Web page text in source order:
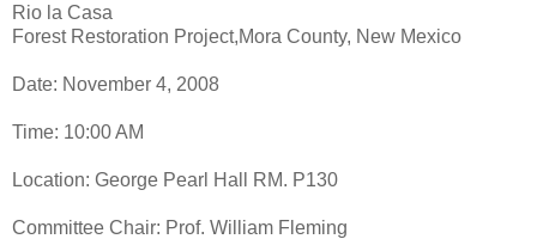
Rio la Casa
Forest Restoration Project,Mora County, New Mexico
Date: November 4, 2008
Time: 10:00 AM
Location: George Pearl Hall RM. P130
Committee Chair: Prof. William Fleming